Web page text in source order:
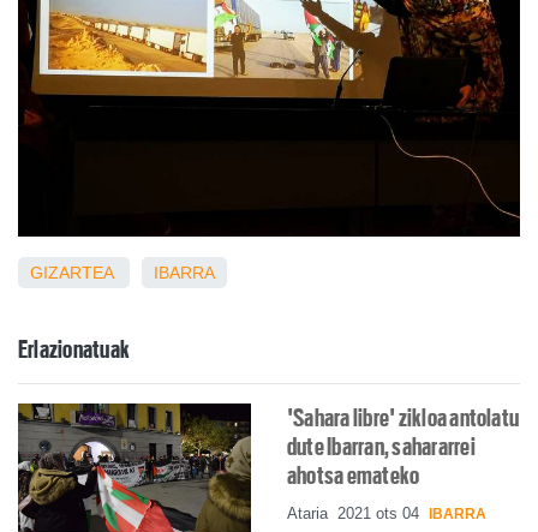
GIZARTEA IBARRA
Erlazionatuak
'Sahara libre' zikloa antolatu
dute Ibarran, sahararrei
ahotsa emateko
Ataria 2021 ots 04 IBARRA